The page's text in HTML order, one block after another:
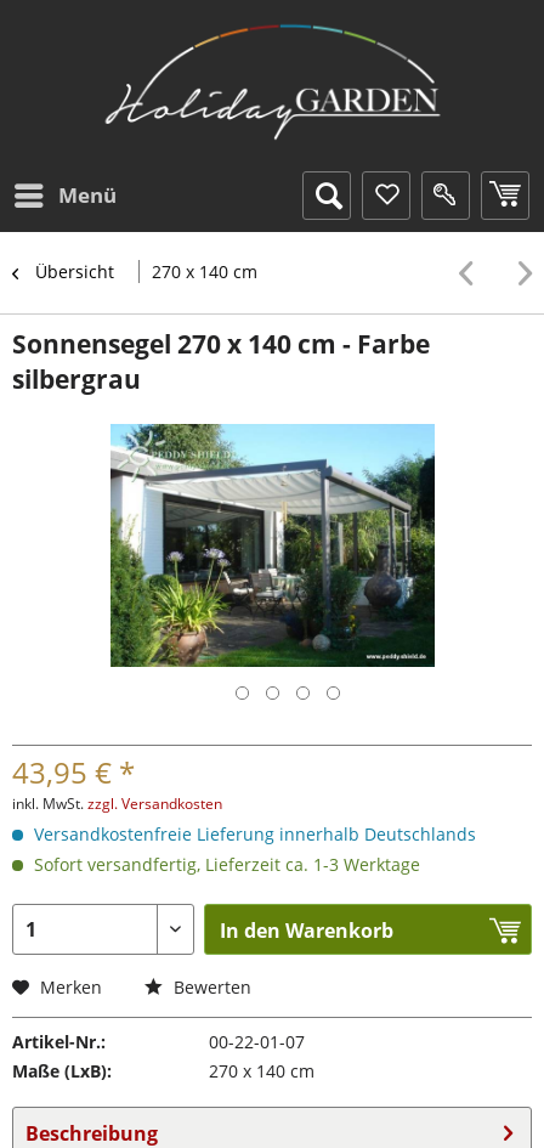
Menü
Übersicht 270 x 140 cm
Sonnensegel 270 x 140 cm - Farbe
silbergrau
43,95 € *
inkl. MwSt.zzgl. Versandkosten
Versandkostenfreie Lieferung innerhalb Deutschlands
Sofort versandfertig, Lieferzeit ca. 1-3 Werktage
In den Warenkorb
Merken Bewerten
Artikel-Nr.:
00-22-01-07
Maße (LxB):
270 x 140 cm
Beschreibung